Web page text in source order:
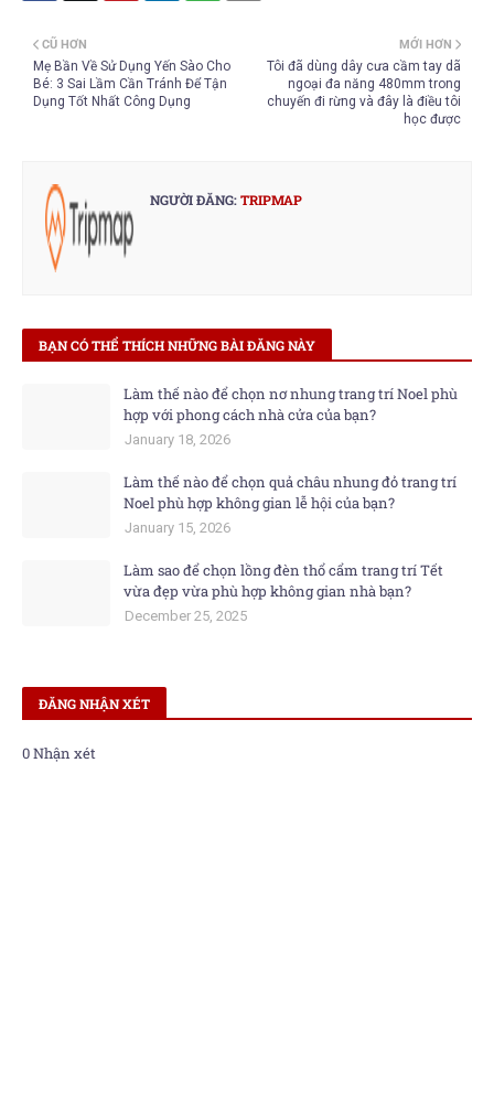
MỚI HƠN
Tôi đã dùng dây cưa cầm tay dã
ngoại đa năng 480mm trong
chuyến đi rừng và đây là điều tôi
học được
CŨ HƠN
Mẹ Bần Về Sử Dụng Yến Sào Cho
Bé: 3 Sai Lầm Cần Tránh Để Tận
Dụng Tốt Nhất Công Dụng
NGƯỜI ĐĂNG:TRIPMAP
BẠN CÓ THỂ THÍCH NHỮNG BÀI ĐĂNG NÀY
Làm thế nào để chọn nơ nhung trang trí Noel phù
hợp với phong cách nhà cửa của bạn?
January 18, 2026
Làm thế nào để chọn quả châu nhung đỏ trang trí
Noel phù hợp không gian lễ hội của bạn?
January 15, 2026
Làm sao để chọn lồng đèn thổ cẩm trang trí Tết
vừa đẹp vừa phù hợp không gian nhà bạn?
December 25, 2025
ĐĂNG NHẬN XÉT
0 Nhận xét